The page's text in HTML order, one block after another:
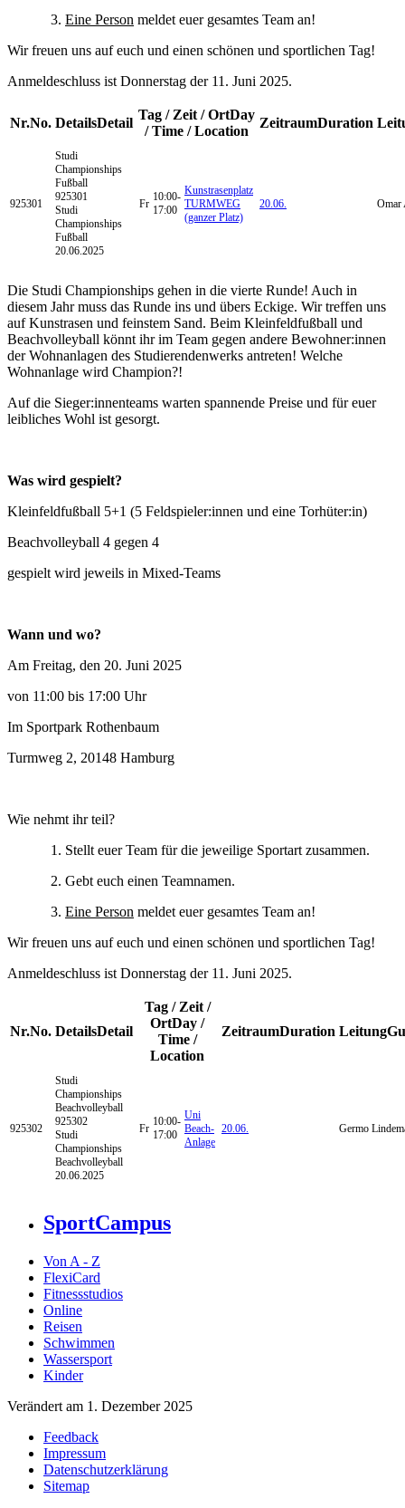
3. Eine Person meldet euer gesamtes Team an!
Wir freuen uns auf euch und einen schönen und sportlichen Tag!
Anmeldeschluss ist Donnerstag der 11. Juni 2025.
Nr.No. DetailsDetail
Tag / Zeit / OrtDay
/ Time / Location
ZeitraumDuration
925301
Studi
Championships
Fußball
925301
Studi
Championships
Fußball
20.06.2025
Fr
10:00-
17:00
Kunstrasenplatz
TURMWEG
(ganzer Platz)
20.06. Omar
Die Studi Championships gehen in die vierte Runde! Auch in
diesem Jahr muss das Runde ins und übers Eckige. Wir treffen uns
auf Kunstrasen und feinstem Sand. Beim Kleinfeldfußball und
Beachvolleyball könnt ihr im Team gegen andere Bewohner:innen
der Wohnanlagen des Studierendenwerks antreten! Welche
Wohnanlage wird Champion?!
Auf die Sieger:innenteams warten spannende Preise und für euer
leibliches Wohl ist gesorgt.
Was wird gespielt?
Kleinfeldfußball 5+1 (5 Feldspieler:innen und eine Torhüter:in)
Beachvolleyball 4 gegen 4
gespielt wird jeweils in Mixed-Teams
Wann und wo?
Am Freitag, den 20. Juni 2025
von 11:00 bis 17:00 Uhr
Im Sportpark Rothenbaum
Turmweg 2, 20148 Hamburg
Wie nehmt ihr teil?
1. Stellt euer Team für die jeweilige Sportart zusammen.
2. Gebt euch einen Teamnamen.
3. Eine Person meldet euer gesamtes Team an!
Wir freuen uns auf euch und einen schönen und sportlichen Tag!
Anmeldeschluss ist Donnerstag der 11. Juni 2025.
Nr.No. DetailsDetail
Tag / Zeit /
OrtDay /
Time /
Location
ZeitraumDuration Leitung
925302
Studi
Championships
Beachvolleyball
925302
Studi
Championships
Beachvolleyball
20.06.2025
Fr
10:00-
17:00
Uni
Beach-
Anlage
20.06. Germo
SportCampus
Von A - Z
FlexiCard
Fitnessstudios
Online
Reisen
Schwimmen
Wassersport
Kinder
Verändert am 1. Dezember 2025
Feedback
Impressum
Datenschutzerklärung
Sitemap